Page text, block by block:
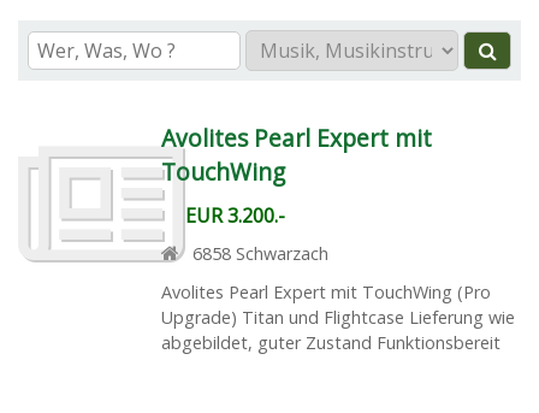
Avolites Pearl Expert mit
TouchWing
EUR 3.200.-
6858 Schwarzach
Avolites Pearl Expert mit TouchWing (Pro
Upgrade) Titan und Flightcase Lieferung wie
abgebildet, guter Zustand Funktionsbereit